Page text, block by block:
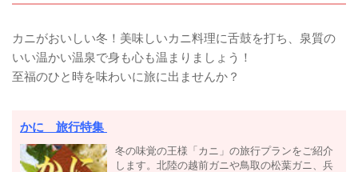
カニがおいしい冬！美味しいカニ料理に舌鼓を打ち、泉質の
いい温かい温泉で身も心も温まりましょう！
至福のひと時を味わいに旅に出ませんか？
かに 旅行特集
冬の味覚の王様「カニ」の旅行プランをご紹介
します。北陸の越前ガニや鳥取の松葉ガニ、兵